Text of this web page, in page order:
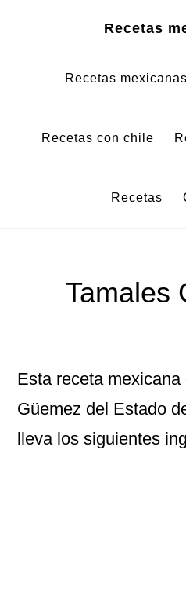
contenido
página
Recetas
Recetas mexicanas
Recetas con chile
Recetas
Tamales
Esta receta
Güemez del Estado
lleva los siguientes